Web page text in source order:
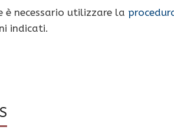
è necessario utilizzare la
indicati.